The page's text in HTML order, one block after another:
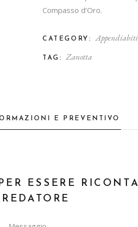
Compasso d’Oro.
CATEGORY: Appendiabiti
TAG: Zanotta
E PREVENTIVO
ESSERE